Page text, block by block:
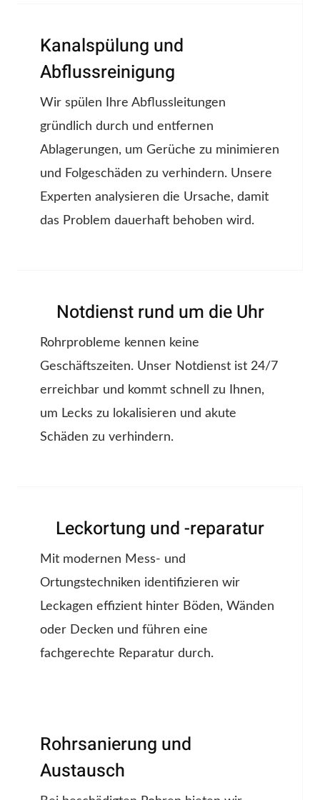
Kanalspülung und
Abflussreinigung
Wir spülen Ihre Abflussleitungen
gründlich durch und entfernen
Ablagerungen, um Gerüche zu minimieren
und Folgeschäden zu verhindern. Unsere
Experten analysieren die Ursache, damit
das Problem dauerhaft behoben wird.
Notdienst rund um die Uhr
Rohrprobleme kennen keine
Geschäftszeiten. Unser Notdienst ist 24/7
erreichbar und kommt schnell zu Ihnen,
um Lecks zu lokalisieren und akute
Schäden zu verhindern.
Leckortung und -reparatur
Mit modernen Mess- und
Ortungstechniken identifizieren wir
Leckagen effizient hinter Böden, Wänden
oder Decken und führen eine
fachgerechte Reparatur durch.
Rohrsanierung und
Austausch